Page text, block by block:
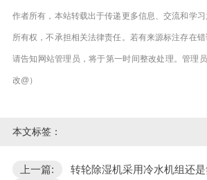
作者所有，本站转载出于传递更多信息、交流和学
所有权，不承担相关法律责任。若有来源标注存在
请告知网站管理员，将于第一时间整改处理。管理
改@）
本文标签：
上一篇:
转轮除湿机采用冷水机组还